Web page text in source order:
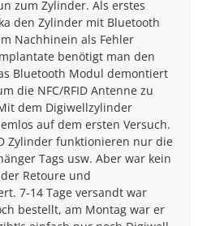
zum Zylinder. Als erstes
den Zylinder mit Bluetooth
Nachhinein als Fehler
benötigt man den
Bluetooth Modul demontiert
die NFC/RFID Antenne zu
dem Digiwellzylinder
auf dem ersten Versuch.
Zylinder funktionieren nur die
Tags usw. Aber war kein
Retoure und
7-14 Tage versandt war
bestellt, am Montag war er